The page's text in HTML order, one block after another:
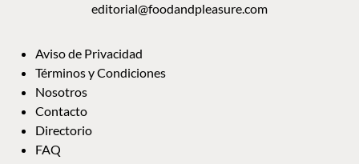
editorial@foodandpleasure.com
Aviso de Privacidad
Términos y Condiciones
Nosotros
Contacto
Directorio
FAQ